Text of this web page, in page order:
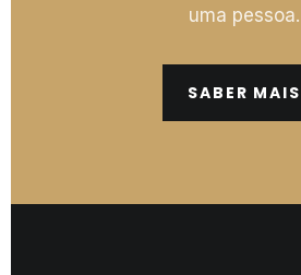
uma pessoa.
SABER MAIS